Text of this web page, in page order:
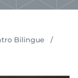
Bilingue
/